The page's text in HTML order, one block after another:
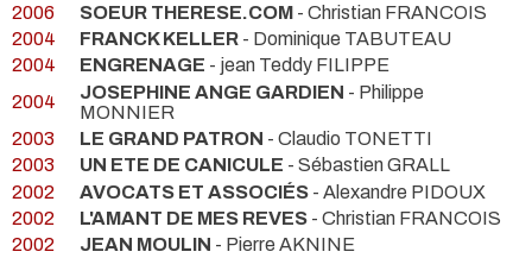
2006
SOEUR THERESE.COM - Christian FRANCOIS
2004
FRANCK KELLER - Dominique TABUTEAU
2004
ENGRENAGE - jean Teddy FILIPPE
2004
JOSEPHINE ANGE GARDIEN - Philippe
MONNIER
2003
LE GRAND PATRON - Claudio TONETTI
2003
UN ETE DE CANICULE - Sébastien GRALL
2002
AVOCATS ET ASSOCIÉS - Alexandre PIDOUX
2002
L'AMANT DE MES REVES - Christian FRANCOIS
2002
JEAN MOULIN - Pierre AKNINE